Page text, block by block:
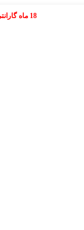
18 ماه گارانتی برای تمامی محصولات و و 10 سال خدمات پس از فروش